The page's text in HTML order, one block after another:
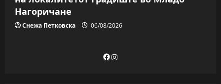
Нагоричане
Снежа Петковска 06/08/2026
Facebook
Instagram